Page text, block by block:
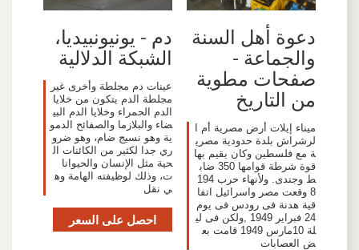
دعوة أهل السنة
والجماعة -
صفحات مطوية
من التاريخ
ميناء إيلات أرض مصرية أم ا
لرشراش بلدة حدودية مصري
ة مع فلسطين وكان يقيم بها
قوة شرطة قوامها 350 ضاب
ط وجندى. ولأنهاء حرب 194
8 وقعت مصر واسرائيل اتفا
قية هدنة فى رودس فى يوم
24 فبراير 1949 ,ولكن فى لي
لة 10مارس 1949 قامت بع
ض العصابات
دم - يونيونبيديا،
الشبكة الدلالية
عينات دم مجلطة وأخرى غير
مجلطة الدم يتكون من خلايا
الدم الحمراء وخلايا الدم البي
ضاء والبلازما والصفائح الدمو
ية وهو نسيج ضام، وهو ضرو
ري جدا لكثير من الكائنات ال
حية مثل الإنسان والحيوانا
ت، وذلك لوظيفته الهامة وه
ي نقل
احصل على السعر